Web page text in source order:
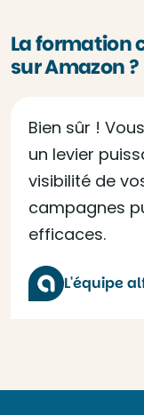
La
sur Amazon ?
Bien sûr !
un levier
visibilité de
campagnes
efficaces.
L'équipe